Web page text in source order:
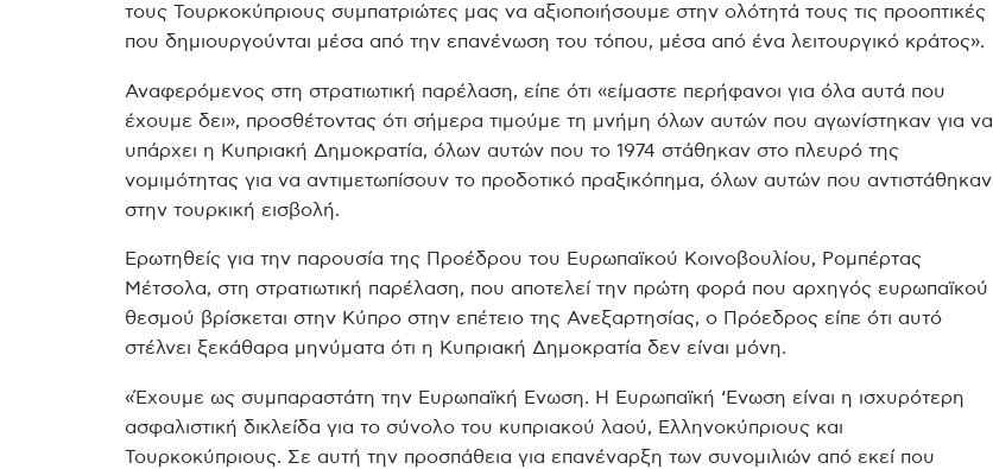
τους Τουρκοκύπριους συμπατριώτες μας να αξιοποιήσουμε στην ολότητά τους τις προοπτικές
που δημιουργούνται μέσα από την επανένωση του τόπου, μέσα από ένα λειτουργικό κράτος».
Αναφερόμενος στη στρατιωτική παρέλαση, είπε ότι «είμαστε περήφανοι για όλα αυτά που
έχουμε δει», προσθέτοντας ότι σήμερα τιμούμε τη μνήμη όλων αυτών που αγωνίστηκαν για να
υπάρχει η Κυπριακή Δημοκρατία, όλων αυτών που το 1974 στάθηκαν στο πλευρό της
νομιμότητας για να αντιμετωπίσουν το προδοτικό πραξικόπημα, όλων αυτών που αντιστάθηκαν
στην τουρκική εισβολή.
Ερωτηθείς για την παρουσία της Προέδρου του Ευρωπαϊκού Κοινοβουλίου, Ρομπέρτας
Μέτσολα, στη στρατιωτική παρέλαση, που αποτελεί την πρώτη φορά που αρχηγός ευρωπαϊκού
θεσμού βρίσκεται στην Κύπρο στην επέτειο της Ανεξαρτησίας, ο Πρόεδρος είπε ότι αυτό
στέλνει ξεκάθαρα μηνύματα ότι η Κυπριακή Δημοκρατία δεν είναι μόνη.
«Έχουμε ως συμπαραστάτη την Ευρωπαϊκή Ενωση. Η Ευρωπαϊκή ‘Ενωση είναι η ισχυρότερη
ασφαλιστική δικλείδα για το σύνολο του κυπριακού λαού, Ελληνοκύπριους και
Τουρκοκύπριους. Σε αυτή την προσπάθεια για επανέναρξη των συνομιλιών από εκεί που